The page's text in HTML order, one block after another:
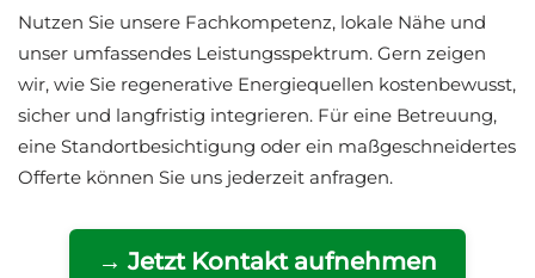
Nutzen Sie unsere Fachkompetenz, lokale Nähe und
unser umfassendes Leistungsspektrum. Gern zeigen
wir, wie Sie regenerative Energiequellen kostenbewusst,
sicher und langfristig integrieren. Für eine Betreuung,
eine Standortbesichtigung oder ein maßgeschneidertes
Offerte können Sie uns jederzeit anfragen.
→ Jetzt Kontakt aufnehmen